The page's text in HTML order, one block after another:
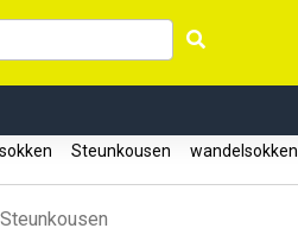
Steunkousen wandelsokken
Steunkousen